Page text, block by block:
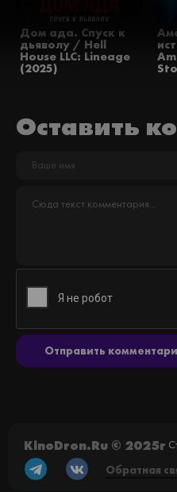
Дом ада. Спуск к
дьяволу / Hell
House LLC: Lineage
(2025)
Оставить
Отправить
KinoDron.Ru © 2025г
Обратная